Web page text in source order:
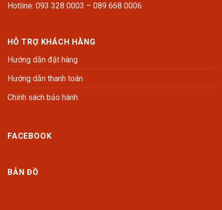
Hotline: 093 328 0003 – 089 668 0006
HỖ TRỢ KHÁCH HÀNG
Hướng dẫn đặt hàng
Hướng dẫn thanh toán
Chính sách bảo hành
FACEBOOK
BẢN ĐỒ